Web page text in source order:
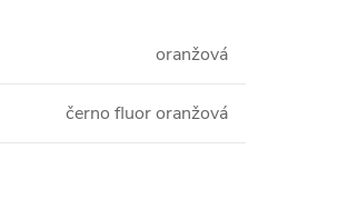
oranžová
černo fluor oranžová